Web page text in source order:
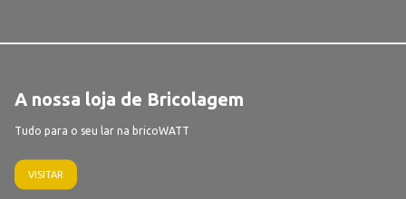
A nossa loja de Bricolagem
Tudo para o seu lar na bricoWATT
VISITAR